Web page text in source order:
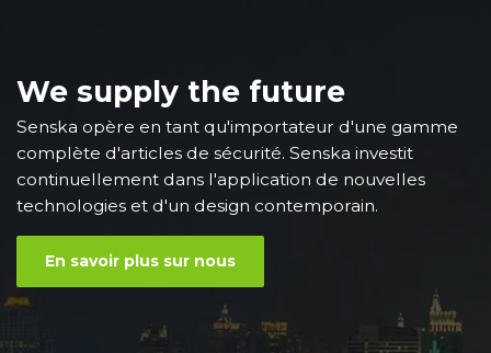
We supply the future
Senska opère en tant qu'importateur d'une gamme
complète d'articles de sécurité. Senska investit
continuellement dans l'application de nouvelles
technologies et d'un design contemporain.
En savoir plus sur nous